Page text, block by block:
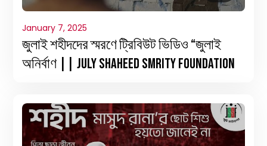
January 7, 2025
জুলাই শহীদদের স্মরণে ট্রিবিউট ভিডিও “জুলাই
অনির্বাণ || July Shaheed Smrity Foundation